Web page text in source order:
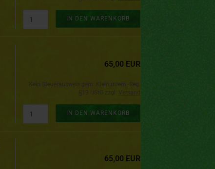
IN DEN WARENKORB
65,00 EUR
IN DEN WARENKORB
65,00 EUR